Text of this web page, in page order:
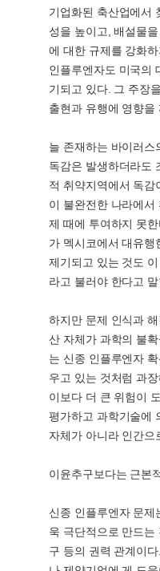
기업화된 축산업에서
성을 높이고, 배설물
에 대한 규제를 강화
인플루엔자도 미국의
기되고 있다. 그 주장
출현과 유행에 영향을
늘 존재하는 바이러
독감은 발생하더라도
적 취약지역에서 독
이 불완전한 나라에
제 때에 투여하지 못
가 멕시코에서 대유
제기되고 있는 것도
라고 불러야 한다고 말
하지만 문제 인식과
산 자체가 과학의 불
는 신종 인플루엔자
우고 있는 것처럼 과
이보다 더 큰 위험이
평가하고 과학기술에
자체가 아니라 인간으
이윤추구보다는 근본
신종 인플루엔자 문
욱 극단적으로 만드
구 등의 권력 관계이